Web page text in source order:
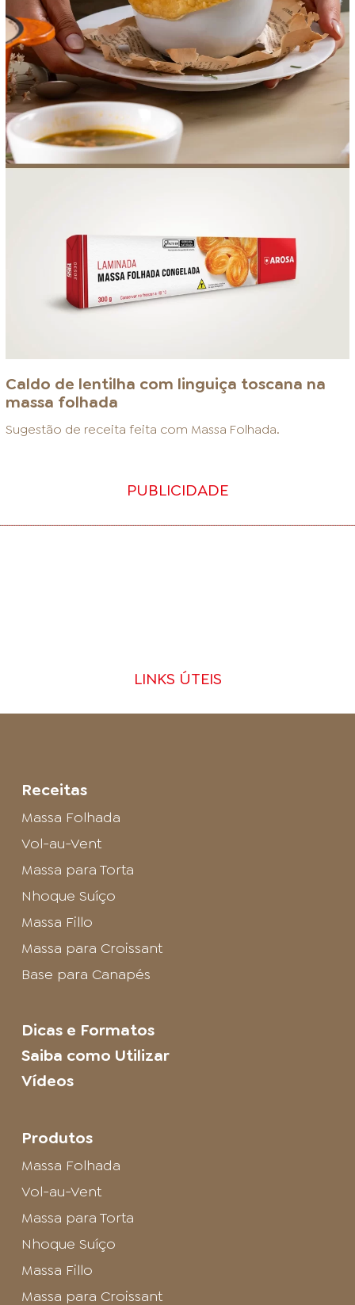
Caldo de lentilha com linguiça toscana na
massa folhada
Sugestão de receita feita com Massa Folhada.
PUBLICIDADE
LINKS ÚTEIS
Receitas
Massa Folhada
Vol-au-Vent
Massa para Torta
Nhoque Suíço
Massa Fillo
Massa para Croissant
Base para Canapés
Dicas e Formatos
Saiba como Utilizar
Vídeos
Produtos
Massa Folhada
Vol-au-Vent
Massa para Torta
Nhoque Suíço
Massa Fillo
Massa para Croissant